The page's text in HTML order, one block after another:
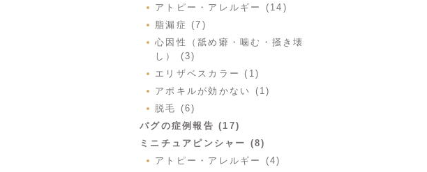
アトピー・アレルギー (14)
脂漏症 (7)
心因性（舐め癖・噛む・掻き壊
し） (3)
エリザベスカラー (1)
アポキルが効かない (1)
脱毛 (6)
パグの症例報告 (17)
ミニチュアピンシャー (8)
アトピー・アレルギー (4)